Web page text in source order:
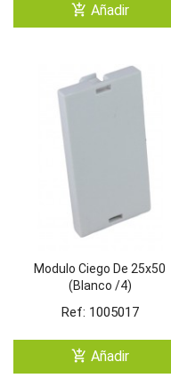
add_shopping_cart Añadir
Modulo Ciego De 25x50
(Blanco /4)
Ref: 1005017
add_shopping_cart Añadir